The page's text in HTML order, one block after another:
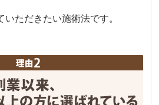
ただきたい施術法です。